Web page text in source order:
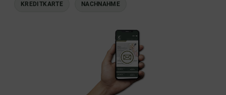
KREDITKARTE NACHNAHME